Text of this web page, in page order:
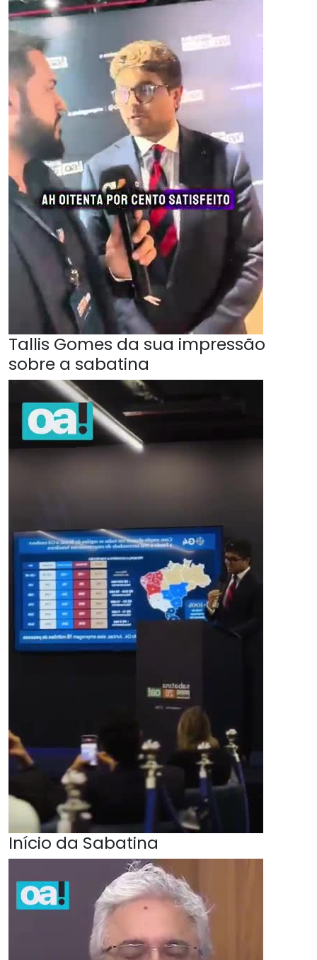
Tallis Gomes da sua impressão
sobre a sabatina
Início da Sabatina